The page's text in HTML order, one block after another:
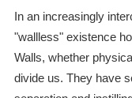
In an increasingly
"wallless" existence
Walls, whether
divide us. They have